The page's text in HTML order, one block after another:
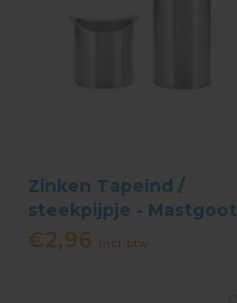
Zinken Tapeind /
steekpijpje - Mastgoot
€2,96 Incl. btw